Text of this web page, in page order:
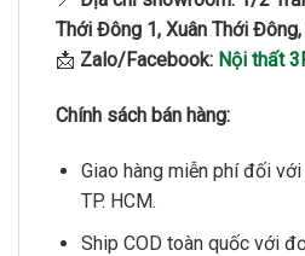
Thới Đông 1, Xuân Thới Đông,
📩 Zalo/Facebook: Nội thất
Chính sách bán hàng:
Giao hàng miễn phí đối
TP. HCM.
Ship COD toàn quốc với